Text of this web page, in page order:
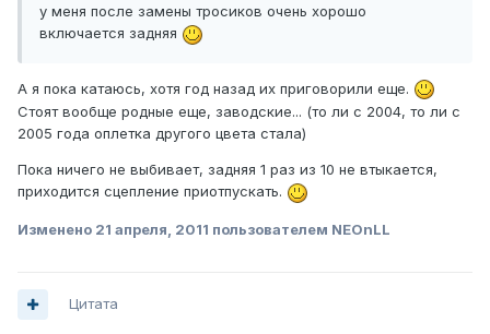
у меня после замены тросиков очень хорошо
включается задняя
А я пока катаюсь, хотя год назад их приговорили еще.
Стоят вообще родные еще, заводские... (то ли с 2004, то ли с
2005 года оплетка другого цвета стала)
Пока ничего не выбивает, задняя 1 раз из 10 не втыкается,
приходится сцепление приотпускать.
Изменено 21 апреля, 2011 пользователем NEOnLL
Цитата